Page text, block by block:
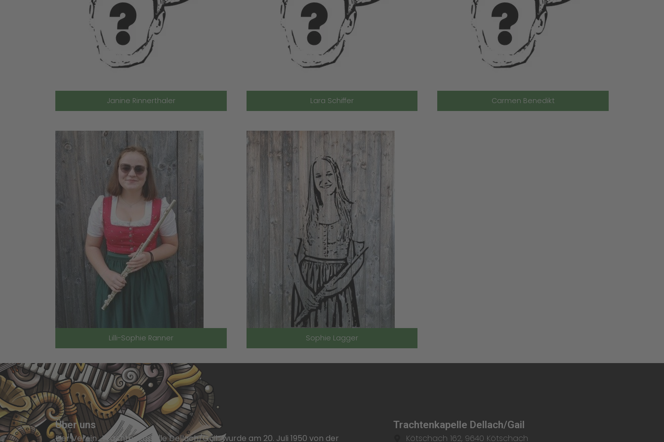
Janine Rinnerthaler Lara Schiffer Carmen Benedikt
Lilli-Sophie Ranner Sophie Lagger
Über uns
Der Verein „Trachtenkapelle Dellach/Gail“ wurde am 20. Juli 1950 von der
Trachtenkapelle Dellach/Gail
Kötschach 162, 9640 Kötschach